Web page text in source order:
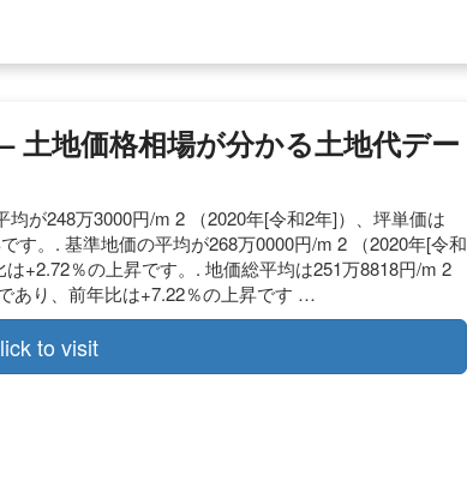
土地価格相場が分かる土地代デー
が248万3000円/m 2 （2020年[令和2年]）、坪単価は
す。. 基準地価の平均が268万0000円/m 2 （2020年[令和
+2.72％の上昇です。. 地価総平均は251万8818円/m 2
あり、前年比は+7.22％の上昇です …
to visit